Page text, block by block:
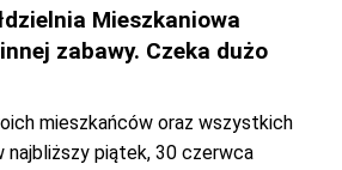
Mieszkaniowa
zabawy. Czeka dużo
mieszkańców oraz wszystkich
najbliższy piątek, 30 czerwca